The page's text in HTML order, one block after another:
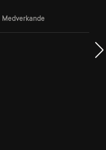
Medverkande